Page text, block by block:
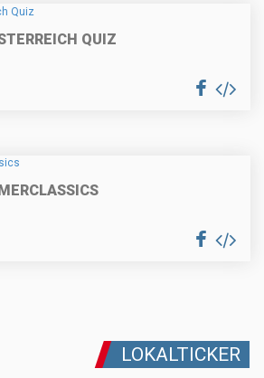
QUIZ
LOKALTICKER